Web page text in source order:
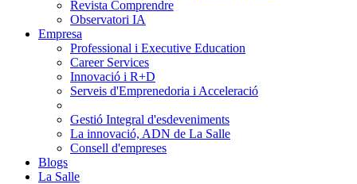
Revista Comprendre
Observatori IA
Empresa
Professional i Executive Education
Career Services
Innovació i R+D
Serveis d'Emprenedoria i Acceleració
Gestió Integral d'esdeveniments
La innovació, ADN de La Salle
Consell d'empreses
Blogs
La Salle